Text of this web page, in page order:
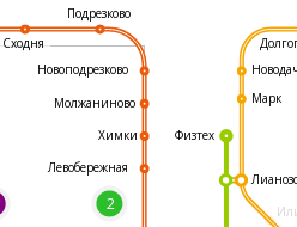
2
Сходня
Подрезково
Новоподрезково
Молжаниново
Химки
Левобережная
Физтех
Марк